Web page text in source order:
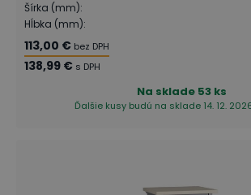
Šírka (mm):
Hĺbka (mm):
113,00 € bez DPH
138,99 € s DPH
Na sklade 53 ks
Ďalšie kusy budú na sklade 14. 12.